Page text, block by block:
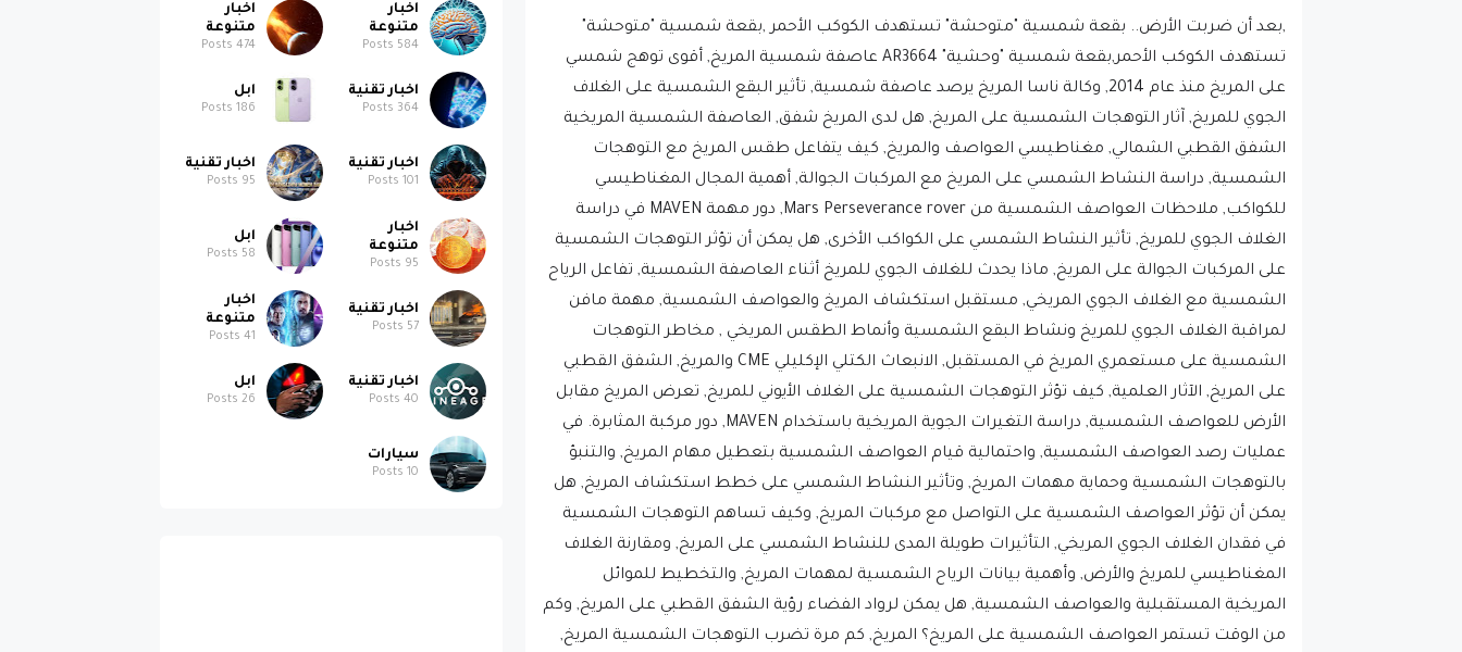
,بعد أن ضربت الأرض.. بقعة شمسية "متوحشة" تستهدف الكوكب الأحمر ,بقعة شمسية "متوحشة"
تستهدف الكوكب الأحمر,بقعة شمسية "وحشية" AR3664 عاصفة شمسية المريخ, أقوى توهج شمسي
على المريخ منذ عام 2014, وكالة ناسا المريخ يرصد عاصفة شمسية, تأثير البقع الشمسية على الغلاف
الجوي للمريخ, آثار التوهجات الشمسية على المريخ, هل لدى المريخ شفق, العاصفة الشمسية المريخية
الشفق القطبي الشمالي, مغناطيسي العواصف والمريخ, كيف يتفاعل طقس المريخ مع التوهجات
الشمسية, دراسة النشاط الشمسي على المريخ مع المركبات الجوالة, أهمية المجال المغناطيسي
للكواكب, ملاحظات العواصف الشمسية من Mars Perseverance rover, دور مهمة MAVEN في دراسة
الغلاف الجوي للمريخ, تأثير النشاط الشمسي على الكواكب الأخرى, هل يمكن أن تؤثر التوهجات الشمسية
على المركبات الجوالة على المريخ, ماذا يحدث للغلاف الجوي للمريخ أثناء العاصفة الشمسية, تفاعل الرياح
الشمسية مع الغلاف الجوي المريخي, مستقبل استكشاف المريخ والعواصف الشمسية, مهمة مافن
لمراقبة الغلاف الجوي للمريخ ونشاط البقع الشمسية وأنماط الطقس المريخي , مخاطر التوهجات
الشمسية على مستعمري المريخ في المستقبل, الانبعاث الكتلي الإكليلي CME والمريخ, الشفق القطبي
على المريخ, الآثار العلمية, كيف تؤثر التوهجات الشمسية على الغلاف الأيوني للمريخ, تعرض المريخ مقابل
الأرض للعواصف الشمسية, دراسة التغيرات الجوية المريخية باستخدام MAVEN, دور مركبة المثابرة. في
عمليات رصد العواصف الشمسية, واحتمالية قيام العواصف الشمسية بتعطيل مهام المريخ, والتنبؤ
بالتوهجات الشمسية وحماية مهمات المريخ, وتأثير النشاط الشمسي على خطط استكشاف المريخ, هل
يمكن أن تؤثر العواصف الشمسية على التواصل مع مركبات المريخ, وكيف تساهم التوهجات الشمسية
في فقدان الغلاف الجوي المريخي, التأثيرات طويلة المدى للنشاط الشمسي على المريخ, ومقارنة الغلاف
المغناطيسي للمريخ والأرض, وأهمية بيانات الرياح الشمسية لمهمات المريخ, والتخطيط للموائل
المريخية المستقبلية والعواصف الشمسية, هل يمكن لرواد الفضاء رؤية الشفق القطبي على المريخ, وكم
من الوقت تستمر العواصف الشمسية على المريخ؟ المريخ, كم مرة تضرب التوهجات الشمسية المريخ,
اخبار
متنوعة
584
اخبار
متنوعة
474
اخبار تقنية
364
ابل
186
اخبار تقنية
101
اخبار تقنية
95
اخبار
متنوعة
95
ابل
58
اخبار تقنية
57
اخبار
متنوعة
41
اخبار تقنية
40
ابل
26
سيارات
10